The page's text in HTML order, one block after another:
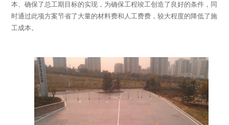
本、确保了总工期目标的实现，为确保工程竣工创造了良好的条件，同
时通过此项方案节省了大量的材料费和人工费费，较大程度的降低了施
工成本。